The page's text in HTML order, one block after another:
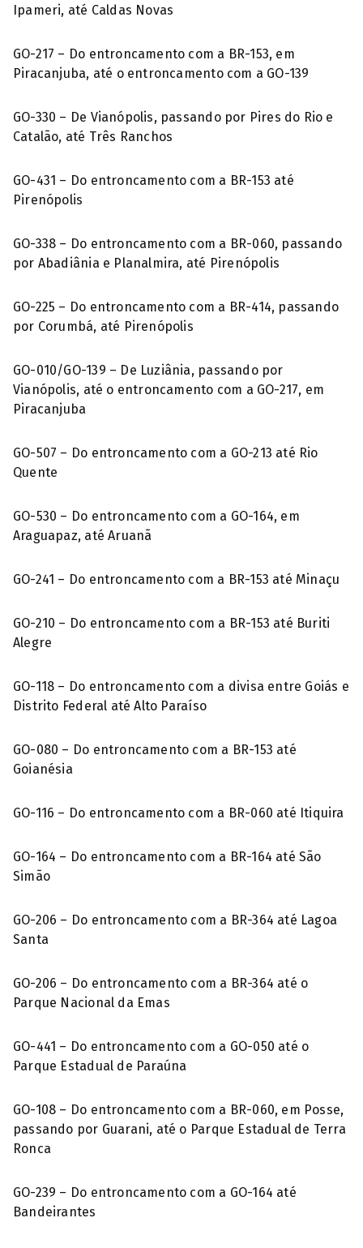
Ipameri, até Caldas Novas
GO-217 – Do entroncamento com a BR-153, em
Piracanjuba, até o entroncamento com a GO-139
GO-330 – De Vianópolis, passando por Pires do Rio e
Catalão, até Três Ranchos
GO-431 – Do entroncamento com a BR-153 até
Pirenópolis
GO-338 – Do entroncamento com a BR-060, passando
por Abadiânia e Planalmira, até Pirenópolis
GO-225 – Do entroncamento com a BR-414, passando
por Corumbá, até Pirenópolis
GO-010/GO-139 – De Luziânia, passando por
Vianópolis, até o entroncamento com a GO-217, em
Piracanjuba
GO-507 – Do entroncamento com a GO-213 até Rio
Quente
GO-530 – Do entroncamento com a GO-164, em
Araguapaz, até Aruanã
GO-241 – Do entroncamento com a BR-153 até Minaçu
GO-210 – Do entroncamento com a BR-153 até Buriti
Alegre
GO-118 – Do entroncamento com a divisa entre Goiás e
Distrito Federal até Alto Paraíso
GO-080 – Do entroncamento com a BR-153 até
Goianésia
GO-116 – Do entroncamento com a BR-060 até Itiquira
GO-164 – Do entroncamento com a BR-164 até São
Simão
GO-206 – Do entroncamento com a BR-364 até Lagoa
Santa
GO-206 – Do entroncamento com a BR-364 até o
Parque Nacional da Emas
GO-441 – Do entroncamento com a GO-050 até o
Parque Estadual de Paraúna
GO-108 – Do entroncamento com a BR-060, em Posse,
passando por Guarani, até o Parque Estadual de Terra
Ronca
GO-239 – Do entroncamento com a GO-164 até
Bandeirantes